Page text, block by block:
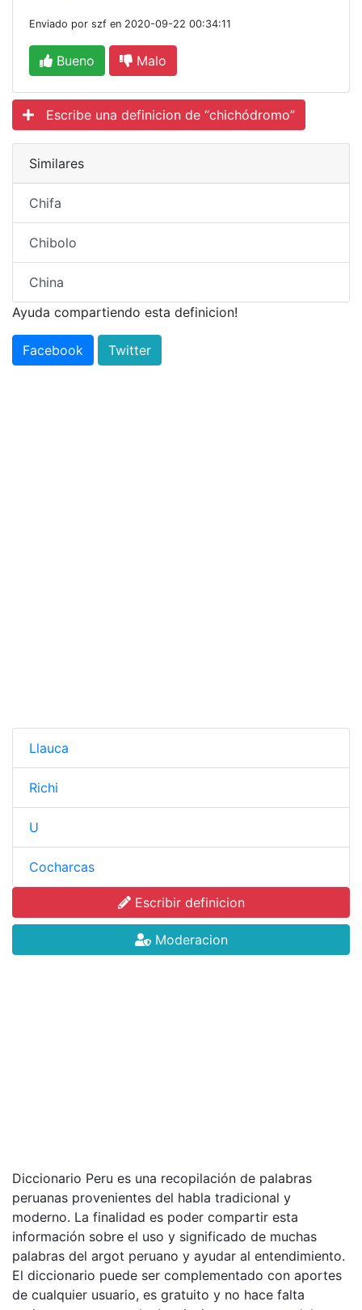
Enviado por szf en 2020-09-22 00:34:11
Bueno Malo
Escribe una definicion de “chichódromo”
Similares
Chifa
Chibolo
China
Ayuda compartiendo esta definicion!
Facebook Twitter
Llauca
Richi
U
Cocharcas
Escribir definicion
Moderacion
Diccionario Peru es una recopilación de palabras
peruanas provenientes del habla tradicional y
moderno. La finalidad es poder compartir esta
información sobre el uso y significado de muchas
palabras del argot peruano y ayudar al entendimiento.
El diccionario puede ser complementado con aportes
de cualquier usuario, es gratuito y no hace falta